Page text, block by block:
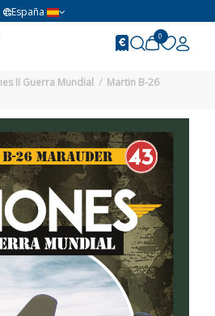
España
0
II Guerra Mundial
Martin B-26